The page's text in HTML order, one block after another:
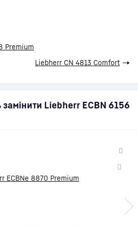
Premium
Liebherr CN 4813 Comfort →
замінити Liebherr ECBN 6156